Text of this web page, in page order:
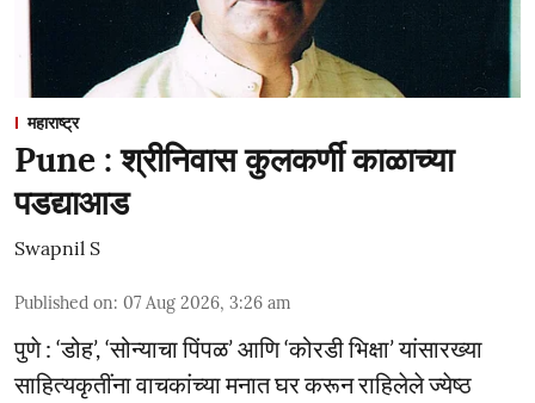
महाराष्ट्र
Pune : श्रीनिवास कुलकर्णी काळाच्या
पडद्याआड
Swapnil S
Published on: 07 Aug 2026, 3:26 am
पुणे : ‘डोह’, ‘सोन्याचा पिंपळ’ आणि ‘कोरडी भिक्षा’ यांसारख्या
साहित्यकृतींना वाचकांच्या मनात घर करून राहिलेले ज्येष्ठ